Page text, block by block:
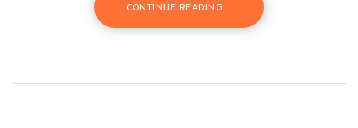
CONTINUE READING...